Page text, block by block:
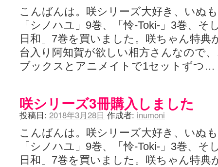
こんばんは。咲シリーズ大好き、いぬ
「シノハユ」9巻、「怜-Toki-」3巻、そ
日和」7巻を買いました。咲ちゃん特典
台入り阿知賀が欲しい相方さんなので
ブックスとアニメイトで1セットずつ…
咲シリーズ3冊購入しました
投稿日: 2018年3月28日 作成者: inumoni
こんばんは。咲シリーズ大好き、いぬ
「シノハユ」9巻、「怜-Toki-」3巻、そ
日和」7巻を買いました。咲ちゃん特典